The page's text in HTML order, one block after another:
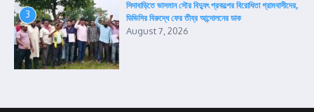
3
সিদাবাড়িতে ভাসমান সৌর বিদ্যুৎ প্রকল্পের বিরোধিতা গ্রামবাসীদের,
ডিভিসির বিরুদ্ধে ফের তীব্র আন্দোলনের ডাক
August 7, 2026